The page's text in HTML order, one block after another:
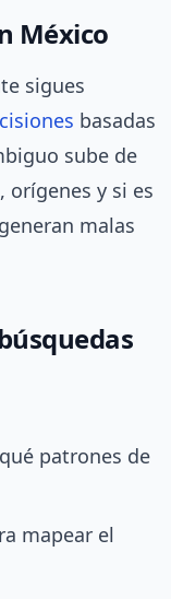
México
sigues
basadas
sube de
orígenes y si es
malas
patrones de
mapear el